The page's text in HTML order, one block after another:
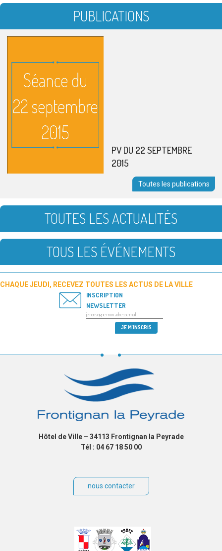
PUBLICATIONS
PV DU 22 SEPTEMBRE
2015
Toutes les publications
TOUTES LES ACTUALITÉS
TOUS LES ÉVÉNEMENTS
CHAQUE JEUDI, RECEVEZ TOUTES LES ACTUS DE LA VILLE
INSCRIPTION
NEWSLETTER
Hôtel de Ville – 34113 Frontignan la Peyrade
Tél : 04 67 18 50 00
nous contacter